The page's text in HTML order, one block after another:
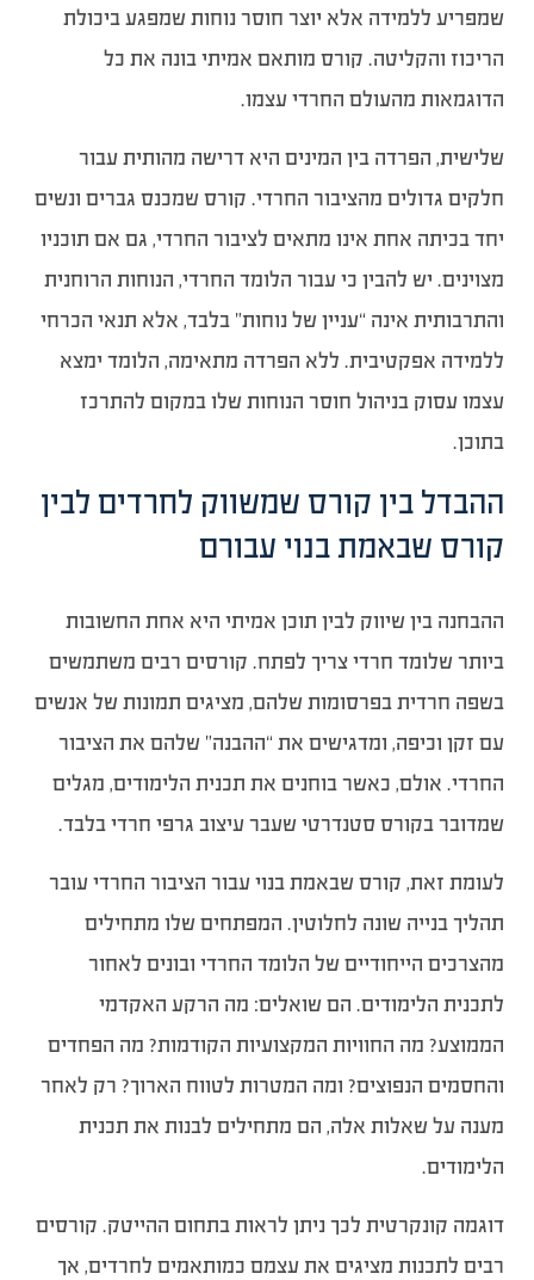
שמפריע ללמידה אלא יוצר חוסר נוחות שמפגע ביכולת
הריכוז והקליטה. קורס מותאם אמיתי בונה את כל
הדוגמאות מהעולם החרדי עצמו.
שלישית, הפרדה בין המינים היא דרישה מהותית עבור
חלקים גדולים מהציבור החרדי. קורס שמכנס גברים ונשים
יחד בכיתה אחת אינו מתאים לציבור החרדי, גם אם תוכניו
מצוינים. יש להבין כי עבור הלומד החרדי, הנוחות הרוחנית
והתרבותית אינה “עניין של נוחות” בלבד, אלא תנאי הכרחי
ללמידה אפקטיבית. ללא הפרדה מתאימה, הלומד ימצא
עצמו עסוק בניהול חוסר הנוחות שלו במקום להתרכז
בתוכן.
ההבדל בין קורס שמשווק לחרדים לבין
קורס שבאמת בנוי עבורם
ההבחנה בין שיווק לבין תוכן אמיתי היא אחת החשובות
ביותר שלומד חרדי צריך לפתח. קורסים רבים משתמשים
בשפה חרדית בפרסומות שלהם, מציגים תמונות של אנשים
עם זקן וכיפה, ומדגישים את “ההבנה” שלהם את הציבור
החרדי. אולם, כאשר בוחנים את תכנית הלימודים, מגלים
שמדובר בקורס סטנדרטי שעבר עיצוב גרפי חרדי בלבד.
לעומת זאת, קורס שבאמת בנוי עבור הציבור החרדי עובר
תהליך בנייה שונה לחלוטין. המפתחים שלו מתחילים
מהצרכים הייחודיים של הלומד החרדי ובונים לאחור
לתכנית הלימודים. הם שואלים: מה הרקע האקדמי
הממוצע? מה החוויות המקצועיות הקודמות? מה הפחדים
והחסמים הנפוצים? ומה המטרות לטווח הארוך? רק לאחר
מענה על שאלות אלה, הם מתחילים לבנות את תכנית
הלימודים.
דוגמה קונקרטית לכך ניתן לראות בתחום ההייטק. קורסים
רבים לתכנות מציגים את עצמם כמותאמים לחרדים, אך